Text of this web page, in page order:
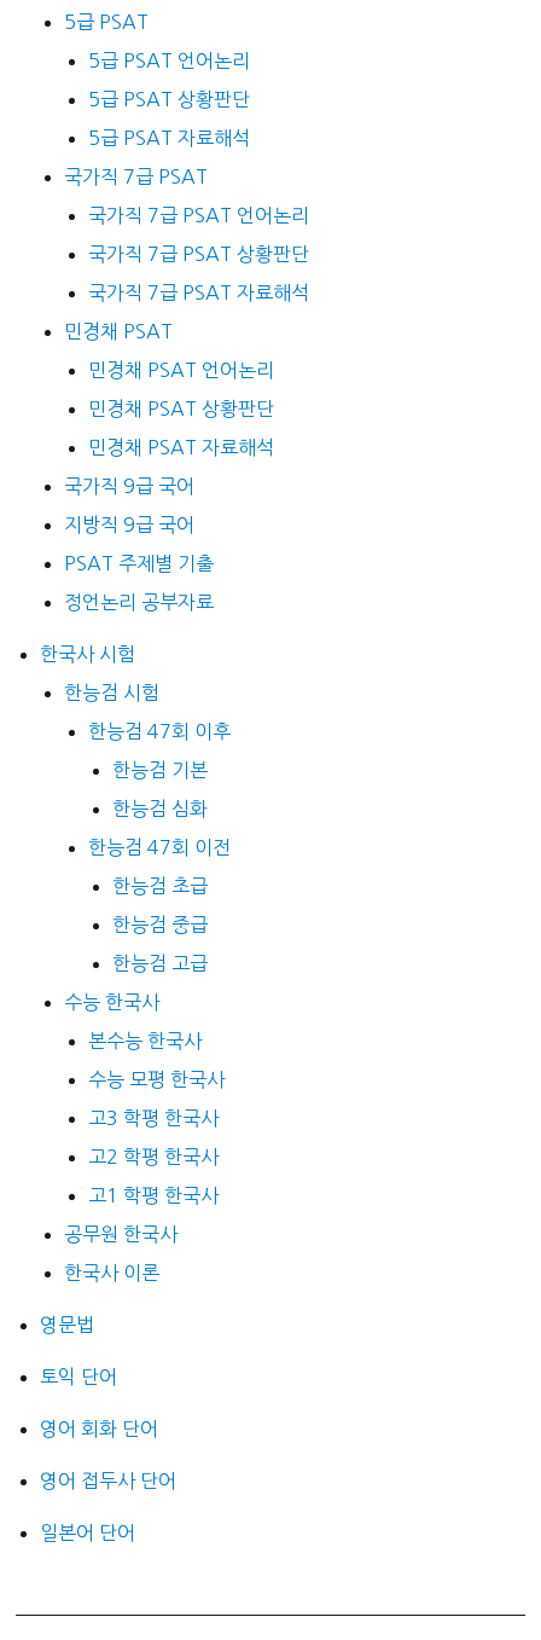
5급 PSAT
5급 PSAT 언어논리
5급 PSAT 상황판단
5급 PSAT 자료해석
국가직 7급 PSAT
국가직 7급 PSAT 언어논리
국가직 7급 PSAT 상황판단
국가직 7급 PSAT 자료해석
민경채 PSAT
민경채 PSAT 언어논리
민경채 PSAT 상황판단
민경채 PSAT 자료해석
국가직 9급 국어
지방직 9급 국어
PSAT 주제별 기출
정언논리 공부자료
한국사 시험
한능검 시험
한능검 47회 이후
한능검 기본
한능검 심화
한능검 47회 이전
한능검 초급
한능검 중급
한능검 고급
수능 한국사
본수능 한국사
수능 모평 한국사
고3 학평 한국사
고2 학평 한국사
고1 학평 한국사
공무원 한국사
한국사 이론
영문법
토익 단어
영어 회화 단어
영어 접두사 단어
일본어 단어